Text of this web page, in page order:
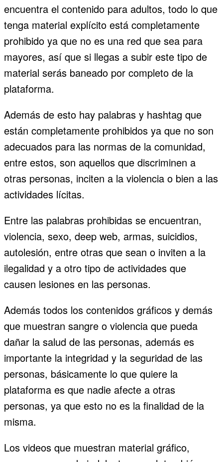
encuentra el contenido para adultos, todo lo que
tenga material explícito está completamente
prohibido ya que no es una red que sea para
mayores, así que si llegas a subir este tipo de
material serás baneado por completo de la
plataforma.
Además de esto hay palabras y hashtag que
están completamente prohibidos ya que no son
adecuados para las normas de la comunidad,
entre estos, son aquellos que discriminen a
otras personas, inciten a la violencia o bien a las
actividades lícitas.
Entre las palabras prohibidas se encuentran,
violencia, sexo, deep web, armas, suicidios,
autolesión, entre otras que sean o inviten a la
ilegalidad y a otro tipo de actividades que
causen lesiones en las personas.
Además todos los contenidos gráficos y demás
que muestran sangre o violencia que pueda
dañar la salud de las personas, además es
importante la integridad y la seguridad de las
personas, básicamente lo que quiere la
plataforma es que nadie afecte a otras
personas, ya que esto no es la finalidad de la
misma.
Los videos que muestran material gráfico,